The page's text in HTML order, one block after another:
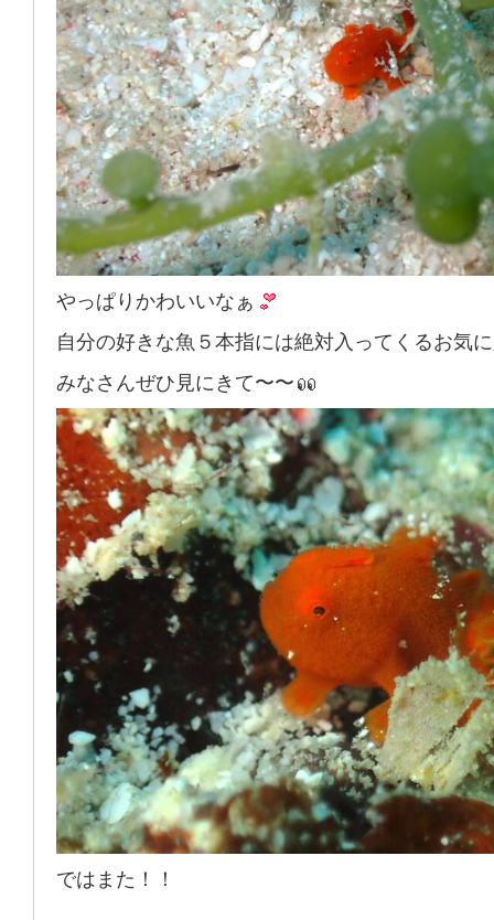
やっぱりかわいいなぁ
自分の好きな魚５本指には絶対入ってくるお気
みなさんぜひ見にきて〜〜
ではまた！！